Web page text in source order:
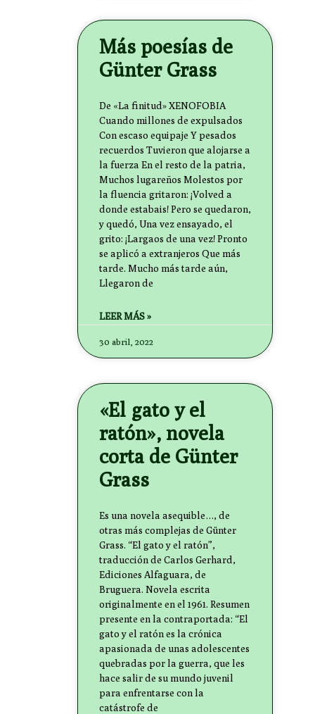
Más poesías de
Günter Grass
De «La finitud» XENOFOBIA
Cuando millones de expulsados
Con escaso equipaje Y pesados
recuerdos Tuvieron que alojarse a
la fuerza En el resto de la patria,
Muchos lugareños Molestos por
la fluencia gritaron: ¡Volved a
donde estabais! Pero se quedaron,
y quedó, Una vez ensayado, el
grito: ¡Largaos de una vez! Pronto
se aplicó a extranjeros Que más
tarde. Mucho más tarde aún,
Llegaron de
LEER MÁS »
30 abril, 2022
«El gato y el
ratón», novela
corta de Günter
Grass
Es una novela asequible…, de
otras más complejas de Günter
Grass. “El gato y el ratón”,
traducción de Carlos Gerhard,
Ediciones Alfaguara, de
Bruguera. Novela escrita
originalmente en el 1961. Resumen
presente en la contraportada: “El
gato y el ratón es la crónica
apasionada de unas adolescentes
quebradas por la guerra, que les
hace salir de su mundo juvenil
para enfrentarse con la
catástrofe de